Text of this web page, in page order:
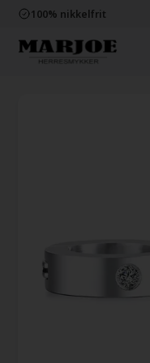
100% nikkelfrit
60 dager bytte & returret
Trygg E-Handel